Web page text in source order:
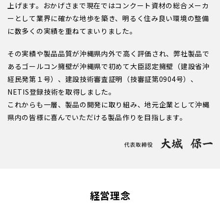
上げます。おかげさまで現在ではコンクート資材の総合メーカ
ーとして業界に確かな地歩を築き、明るく住み良い環境の整備
に数多くの実績を重ねてまいりました。
その実績や製品品質が沖縄県内外で高く評価され、弊社製品で
あるゴールコン擁壁が沖縄県で初めて大臣認定擁壁（建設省沖
経民発第１号）、建設技術審査証明（技審証第0904号）、
NETIS登録技術を取得しました。
これからも一層、製品の開発に取り組み、地元企業として沖縄
県内の皆様に喜んでいただける製品作りを目指します。
経営理念